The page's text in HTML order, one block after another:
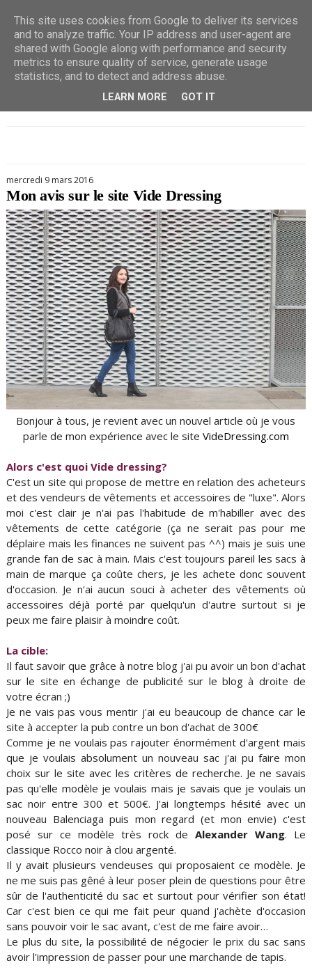
mercredi 9 mars 2016
Mon avis sur le site Vide Dressing
Bonjour à tous, je revient avec un nouvel article où je vous
parle de mon expérience avec le site VideDressing.com
Alors c'est quoi Vide dressing?
C'est un site qui propose de mettre en relation des acheteurs
et des vendeurs de vêtements et accessoires de "luxe". Alors
moi c'est clair je n'ai pas l'habitude de m'habiller avec des
vêtements de cette catégorie (ça ne serait pas pour me
déplaire mais les finances ne suivent pas ^^) mais je suis une
grande fan de sac à main. Mais c'est toujours pareil les sacs à
main de marque ça coûte chers, je les achete donc souvent
d'occasion. Je n'ai aucun souci à acheter des vêtements où
accessoires déjà porté par quelqu'un d'autre surtout si je
peux me faire plaisir à moindre coût.
La cible:
Il faut savoir que grâce à notre blog j'ai pu avoir un bon d'achat
sur le site en échange de publicité sur le blog à droite de
votre écran ;)
Je ne vais pas vous mentir j'ai eu beaucoup de chance car le
site à accepter la pub contre un bon d'achat de 300€
Comme je ne voulais pas rajouter énormément d'argent mais
que je voulais absolument un nouveau sac j'ai pu faire mon
choix sur le site avec les critères de recherche. Je ne savais
pas qu'elle modèle je voulais mais je savais que je voulais un
sac noir entre 300 et 500€. J'ai longtemps hésité avec un
nouveau Balenciaga puis mon regard (et mon envie) c'est
posé sur ce modèle très rock deAlexander Wang. Le
classique Rocco noir à clou argenté.
Il y avait plusieurs vendeuses qui proposaient ce modèle. Je
ne me suis pas gêné à leur poser plein de questions pour être
sûr de l'authenticité du sac et surtout pour vérifier son état!
Car c'est bien ce qui me fait peur quand j'achète d'occasion
sans pouvoir voir le sac avant, c'est de me faire avoir…
Le plus du site, la possibilité de négocier le prix du sac sans
avoir l'impression de passer pour une marchande de tapis.
This site uses cookies from Google to deliver its services
and to analyze traffic. Your IP address and user-agent are
shared with Google along with performance and security
metrics to ensure quality of service, generate usage
statistics, and to detect and address abuse.
LEARN MORE GOT IT